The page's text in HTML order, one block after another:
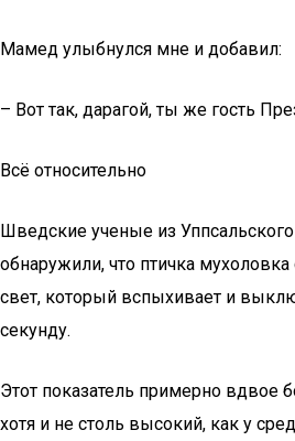
Мамед улыбнулся мне и добавил:
– Вот так, дарагой, ты же гость
Всё относительно
Шведские ученые из Уппсальского
обнаружили, что птичка мухоловка
свет, который вспыхивает и
секунду.
Этот показатель примерно вдвое
хотя и не столь высокий, как у